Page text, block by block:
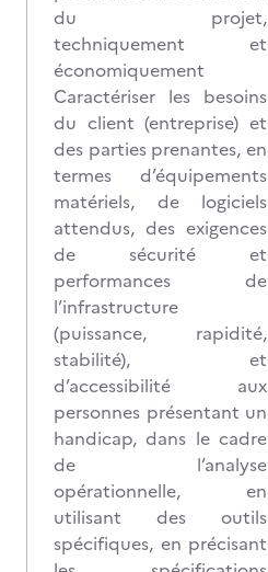
du projet,
techniquement et
économiquement
Caractériser les besoins
du client (entreprise) et
des parties prenantes, en
termes d’équipements
matériels, de logiciels
attendus, des exigences
de sécurité et
performances de
l’infrastructure
(puissance, rapidité,
stabilité), et
d’accessibilité aux
personnes présentant un
handicap, dans le cadre
de l’analyse
opérationnelle, en
utilisant des outils
spécifiques, en précisant